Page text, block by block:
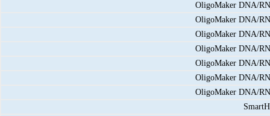
OligoMaker DNA/
OligoMaker DNA/
OligoMaker DNA/
OligoMaker DNA/
OligoMaker DNA/
OligoMaker DNA/
OligoMaker DNA/